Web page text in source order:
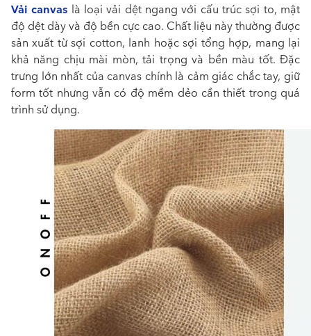
Vải canvas là loại vải dệt ngang với cấu trúc sợi to, mật
độ dệt dày và độ bền cực cao. Chất liệu này thường được
sản xuất từ sợi cotton, lanh hoặc sợi tổng hợp, mang lại
khả năng chịu mài mòn, tải trọng và bền màu tốt. Đặc
trưng lớn nhất của canvas chính là cảm giác chắc tay, giữ
form tốt nhưng vẫn có độ mềm dẻo cần thiết trong quá
trình sử dụng.